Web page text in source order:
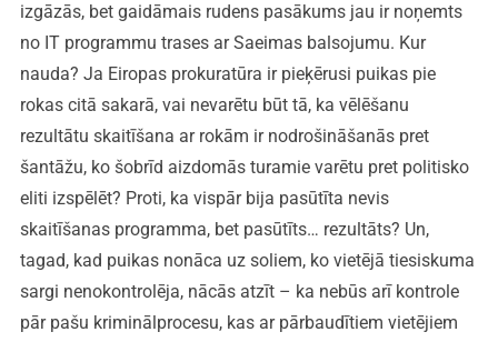
izgāzās, bet gaidāmais rudens pasākums jau ir noņemts
no IT programmu trases ar Saeimas balsojumu. Kur
nauda? Ja Eiropas prokuratūra ir pieķērusi puikas pie
rokas citā sakarā, vai nevarētu būt tā, ka vēlēšanu
rezultātu skaitīšana ar rokām ir nodrošināšanās pret
šantāžu, ko šobrīd aizdomās turamie varētu pret politisko
eliti izspēlēt? Proti, ka vispār bija pasūtīta nevis
skaitīšanas programma, bet pasūtīts… rezultāts? Un,
tagad, kad puikas nonāca uz soliem, ko vietējā tiesiskuma
sargi nenokontrolēja, nācās atzīt – ka nebūs arī kontrole
pār pašu kriminālprocesu, kas ar pārbaudītiem vietējiem